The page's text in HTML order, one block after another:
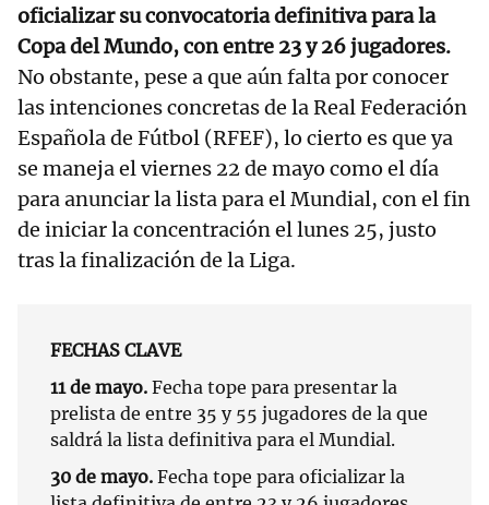
oficializar su convocatoria definitiva para la
Copa del Mundo, con entre 23 y 26 jugadores.
No obstante, pese a que aún falta por conocer
las intenciones concretas de la Real Federación
Española de Fútbol (RFEF), lo cierto es que ya
se maneja el viernes 22 de mayo como el día
para anunciar la lista para el Mundial, con el fin
de iniciar la concentración el lunes 25, justo
tras la finalización de la Liga.
FECHAS CLAVE
11 de mayo. Fecha tope para presentar la
prelista de entre 35 y 55 jugadores de la que
saldrá la lista definitiva para el Mundial.
30 de mayo. Fecha tope para oficializar la